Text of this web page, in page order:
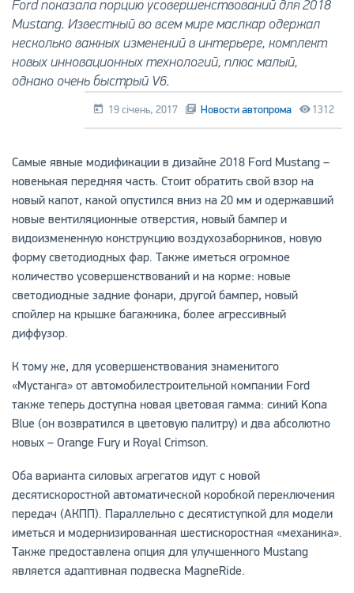
Ford показала порцию усовершенствований для 2018
Mustang. Известный во всем мире маслкар одержал
несколько важных изменений в интерьере, комплект
новых инновационных технологий, плюс малый,
однако очень быстрый V6.
19 січень, 2017 Новости автопрома 1312
Самые явные модификации в дизайне 2018 Ford Mustang –
новенькая передняя часть. Стоит обратить свой взор на
новый капот, какой опустился вниз на 20 мм и одержавший
новые вентиляционные отверстия, новый бампер и
видоизмененную конструкцию воздухозаборников, новую
форму светодиодных фар. Также иметься огромное
количество усовершенствований и на корме: новые
светодиодные задние фонари, другой бампер, новый
спойлер на крышке багажника, более агрессивный
диффузор.
К тому же, для усовершенствования знаменитого
«Мустанга» от автомобилестроительной компании Ford
также теперь доступна новая цветовая гамма: синий Kona
Blue (он возвратился в цветовую палитру) и два абсолютно
новых – Orange Fury и Royal Crimson.
Оба варианта силовых агрегатов идут с новой
десятискоростной автоматической коробкой переключения
передач (АКПП). Параллельно с десятиступкой для модели
иметься и модернизированная шестискоростная «механика».
Также предоставлена опция для улучшенного Mustang
является адаптивная подвеска MagneRide.